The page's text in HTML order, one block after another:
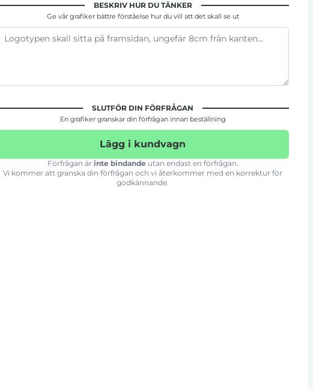
BESKRIV HUR DU TÄNKER
Ge vår grafiker bättre förståelse hur du vill att det skall se ut
SLUTFÖR DIN FÖRFRÅGAN
En grafiker granskar din förfrågan innan beställning
Lägg i kundvagn
Förfrågan är inte bindande utan endast en förfrågan.
Vi kommer att granska din förfrågan och vi återkommer med en korrektur för
godkännande.